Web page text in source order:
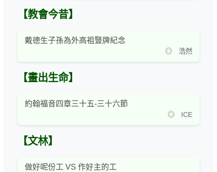
【教會今昔】
戴德生子孫為外高祖豎牌紀念
◎ 浩然
【畫出生命】
約翰福音四章三十五-三十六節
◎ ICE
【文林】
做好呢份工 VS 作好主的工